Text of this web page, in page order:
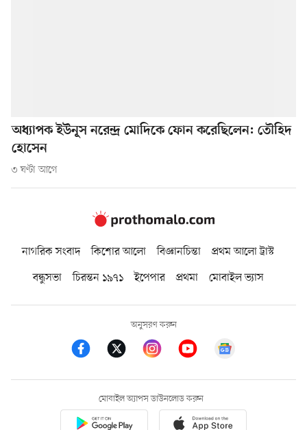
অধ্যাপক ইউনূস নরেন্দ্র মোদিকে ফোন করেছিলেন: তৌহিদ
হোসেন
৩ ঘণ্টা আগে
নাগরিক সংবাদ কিশোর আলো বিজ্ঞানচিন্তা
প্রথম আলো ট্রাস্ট
বন্ধুসভা
চিরন্তন ১৯৭১ ইপেপার প্রথমা মোবাইল ভ্যাস
অনুসরণ করুন
মোবাইল অ্যাপস ডাউনলোড করুন